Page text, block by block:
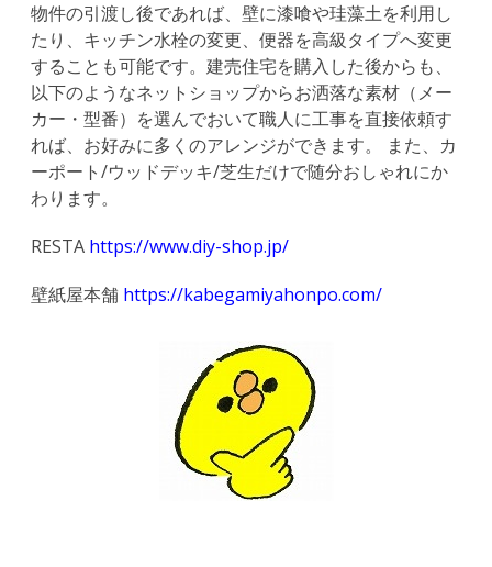
物件の引渡し後であれば、壁に漆喰や珪藻土を利用し
たり、キッチン水栓の変更、便器を高級タイプへ変更
することも可能です。建売住宅を購入した後からも、
以下のようなネットショップからお洒落な素材（メー
カー・型番）を選んでおいて職人に工事を直接依頼す
れば、お好みに多くのアレンジができます。 また、カ
ーポート/ウッドデッキ/芝生だけで随分おしゃれにか
わります。
RESTA https://www.diy-shop.jp/
壁紙屋本舗 https://kabegamiyahonpo.com/